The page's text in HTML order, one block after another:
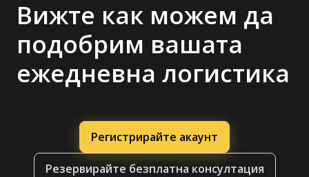
Вижте как можем да
подобрим вашата
ежедневна логистика
Регистрирайте акаунт
Резервирайте безплатна консултация